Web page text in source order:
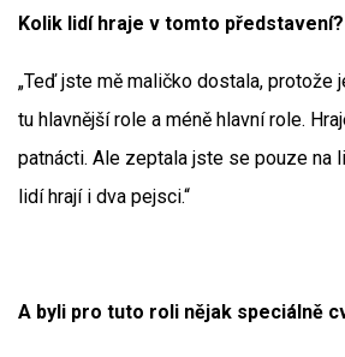
Kolik lidí hraje v tomto představení?
„Teď jste mě maličko dostala, protože
tu hlavnější role a méně hlavní role.
patnácti. Ale zeptala jste se pouze na
lidí hrají i dva pejsci.“
A byli pro tuto roli nějak speciálně